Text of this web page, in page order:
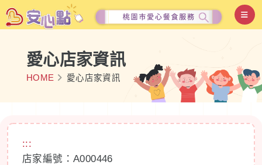
愛心店家資訊
HOME 愛心店家資訊
:::
店家編號：A000446